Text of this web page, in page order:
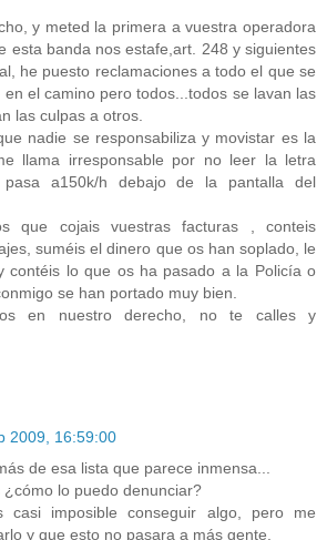
y meted la primera a vuestra operadora
esta banda nos estafe,art. 248 y siguientes
he puesto reclamaciones a todo el que se
en el camino pero todos...todos se lavan las
las culpas a otros.
nadie se responsabiliza y movistar es la
llama irresponsable por no leer la letra
pasa a150k/h debajo de la pantalla del
que cojais vuestras facturas , conteis
suméis el dinero que os han soplado, le
contéis lo que os ha pasado a la Policía o
se han portado muy bien.
en nuestro derecho, no te calles y
2009, 16:59:00
de esa lista que parece inmensa...
¿cómo lo puedo denunciar?
imposible conseguir algo, pero me
y que esto no pasara a más gente.